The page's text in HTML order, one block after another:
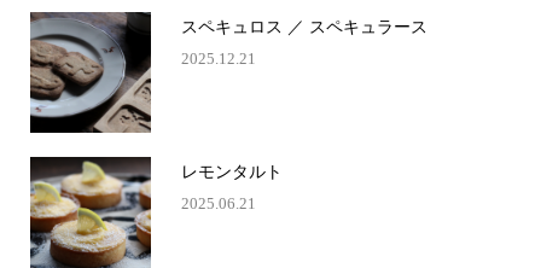
スペキュロス ／ スペキュラース
2025.12.21
レモンタルト
2025.06.21